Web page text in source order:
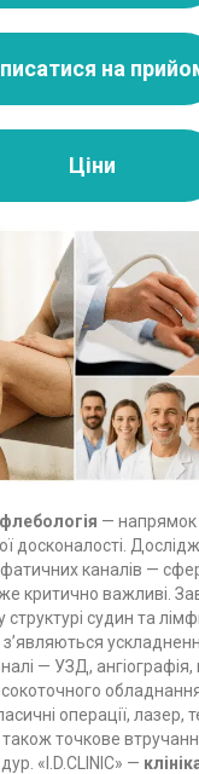
на
Ціни
— напрямок
досконалості.
каналів —
критично важливі.
структурі судин та
з’являються
— УЗД, ангіографія,
операції, лазер,
також точкове
«I.D.CLINIC» —